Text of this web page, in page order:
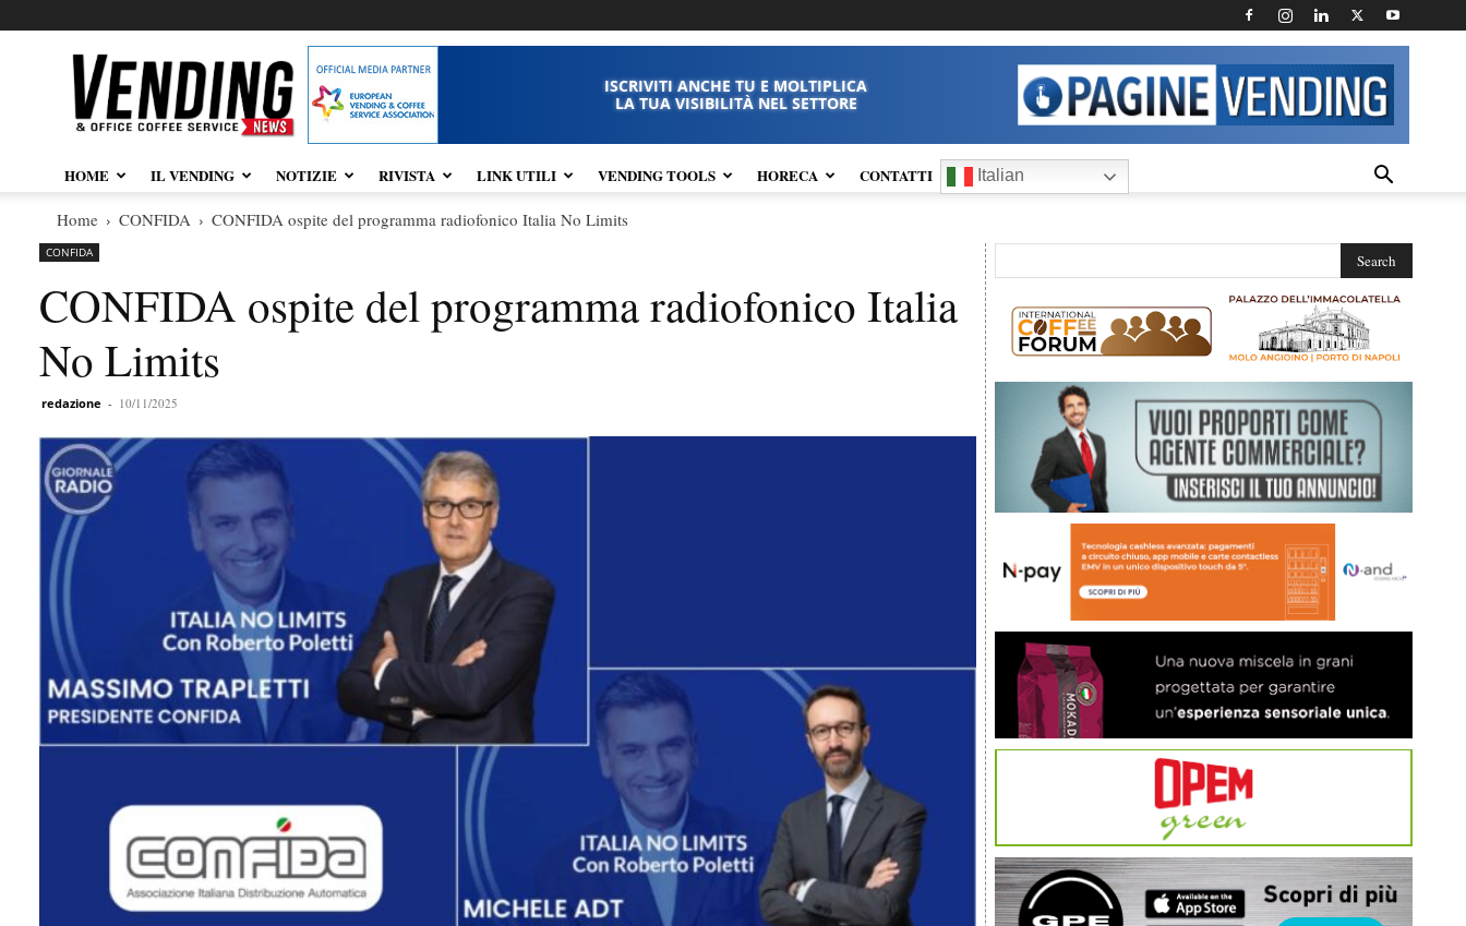
Vendingnews.it
ISCRIVITI ANCHE TU E MOLTIPLICA
LA TUA VISIBILITÀ NEL SETTORE
HOME IL VENDING NOTIZIE RIVISTA LINK UTILI VENDING TOOLS HORECA CONTATTI Italian
Home CONFIDA CONFIDA ospite del programma radiofonico Italia No Limits
CONFIDA
CONFIDA ospite del programma radiofonico Italia
No Limits
redazione - 10/11/2025